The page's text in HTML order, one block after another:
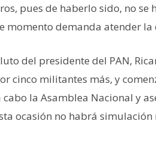
pues de haberlo sido, no se
momento demanda atender
del presidente del PAN,
cinco militantes más, y
la Asamblea Nacional y
ocasión no habrá simulación